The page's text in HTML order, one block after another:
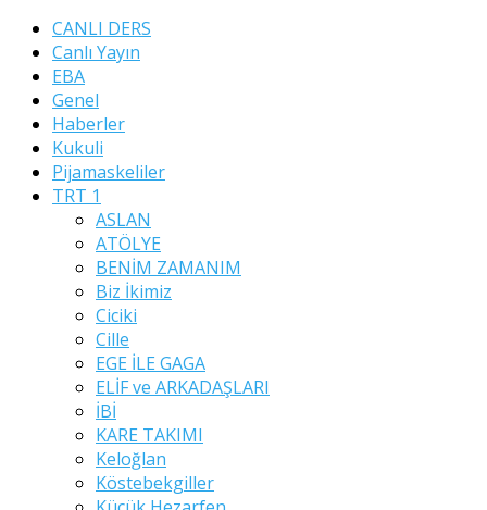
CANLI DERS
Canlı Yayın
EBA
Genel
Haberler
Kukuli
Pijamaskeliler
TRT 1
ASLAN
ATÖLYE
BENİM ZAMANIM
Biz İkimiz
Ciciki
Cille
EGE İLE GAGA
ELİF ve ARKADAŞLARI
İBİ
KARE TAKIMI
Keloğlan
Köstebekgiller